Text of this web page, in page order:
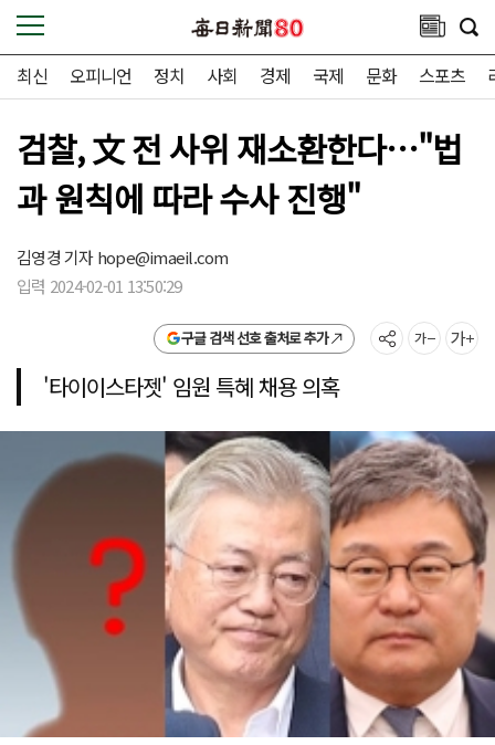
최신 오피니언 정치 사회 경제 국제 문화 스포츠
검찰, 文 전 사위 재소환한다…"법
과 원칙에 따라 수사 진행"
김영경 기자hope@imaeil.com
입력 2024-02-01 13:50:29
구글 검색 선호 출처로 추가
'타이이스타젯' 임원 특혜 채용 의혹